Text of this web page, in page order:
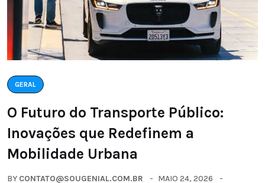
GERAL
O Futuro do Transporte Público:
Inovações que Redefinem a
Mobilidade Urbana
BY CONTATO@SOUGENIAL.COM.BR
MAIO 24, 2026